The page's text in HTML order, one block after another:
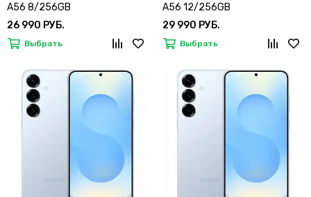
A56 8/256GB
26 990 РУБ.
Выбрать
A56 12/256GB
29 990 РУБ.
Выбрать